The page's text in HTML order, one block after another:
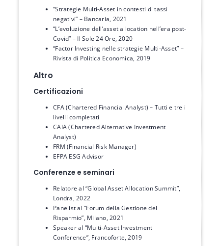
“Strategie Multi-Asset in contesti di tassi
negativi” – Bancaria, 2021
“L’evoluzione dell’asset allocation nell’era post-
Covid” – Il Sole 24 Ore, 2020
“Factor Investing nelle strategie Multi-Asset” –
Rivista di Politica Economica, 2019
Altro
Certificazioni
CFA (Chartered Financial Analyst) – Tutti e tre i
livelli completati
CAIA (Chartered Alternative Investment
Analyst)
FRM (Financial Risk Manager)
EFPA ESG Advisor
Conferenze e seminari
Relatore al “Global Asset Allocation Summit”,
Londra, 2022
Panelist al “Forum della Gestione del
Risparmio”, Milano, 2021
Speaker al “Multi-Asset Investment
Conference”, Francoforte, 2019